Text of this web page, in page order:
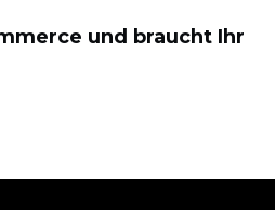
und braucht Ihr